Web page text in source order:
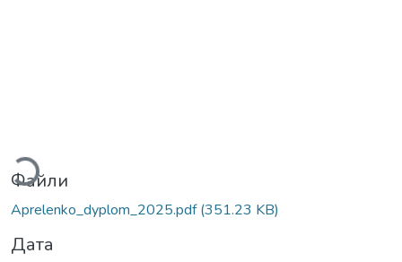
Файли
Aprelenko_dyplom_2025.pdf(351.23 KB)
Дата